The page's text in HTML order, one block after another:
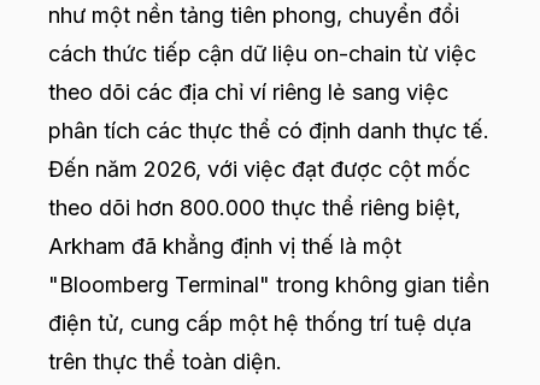
như một nền tảng tiên phong, chuyển đổi
cách thức tiếp cận dữ liệu on-chain từ việc
theo dõi các địa chỉ ví riêng lẻ sang việc
phân tích các thực thể có định danh thực tế.
Đến năm 2026, với việc đạt được cột mốc
theo dõi hơn 800.000 thực thể riêng biệt,
Arkham đã khẳng định vị thế là một
"Bloomberg Terminal" trong không gian tiền
điện tử, cung cấp một hệ thống trí tuệ dựa
trên thực thể toàn diện.